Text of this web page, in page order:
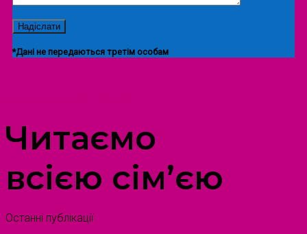
*Дані не передаються третім особам
Читаємо
всією сім’єю
Останні публікації